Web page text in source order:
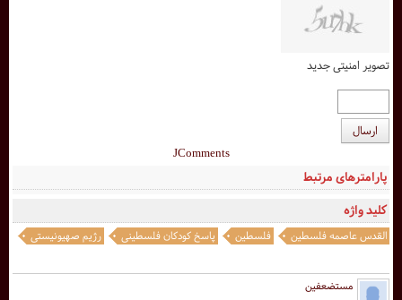
مستضعفین
کلید واژه
القدس عاصمه فلسطین فلسطین پاسخ کودکان فلسطینی رژیم صهیونیستی
پارامترهای مرتبط
تصویر امنیتی جدید
ارسال
JComments